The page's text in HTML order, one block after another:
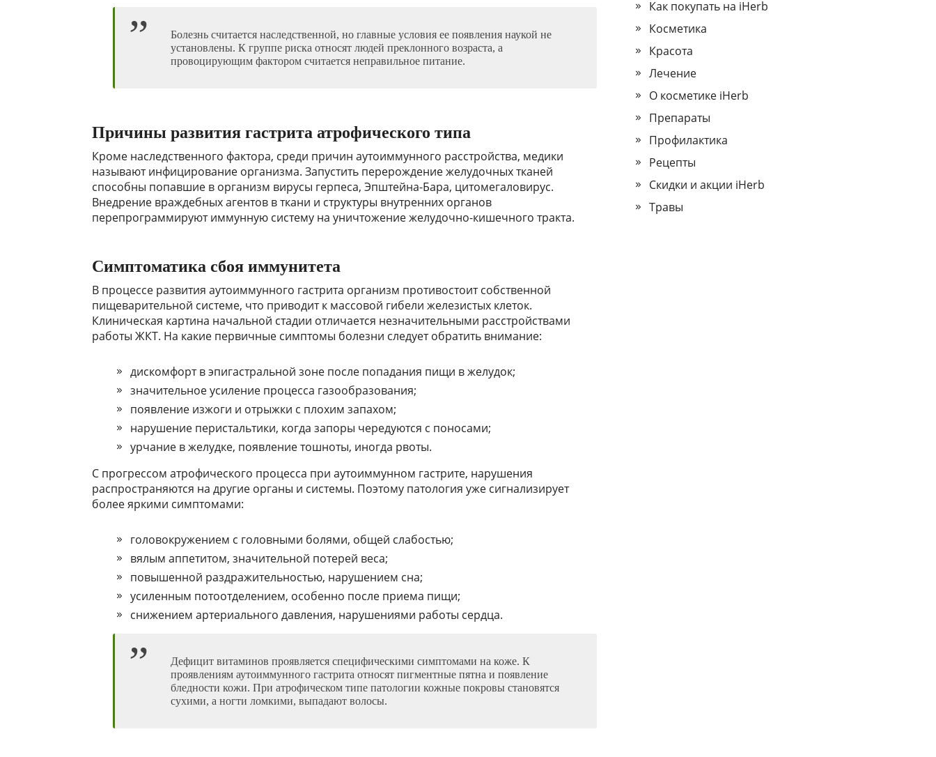
Болезнь считается наследственной, но главные условия ее появления наукой не
установлены. К группе риска относят людей преклонного возраста, а
провоцирующим фактором считается неправильное питание.
Причины развития гастрита атрофического типа
Кроме наследственного фактора, среди причин аутоиммунного расстройства, медики
называют инфицирование организма. Запустить перерождение желудочных тканей
способны попавшие в организм вирусы герпеса, Эпштейна-Бара, цитомегаловирус.
Внедрение враждебных агентов в ткани и структуры внутренних органов
перепрограммируют иммунную систему на уничтожение желудочно-кишечного тракта.
Симптоматика сбоя иммунитета
В процессе развития аутоиммунного гастрита организм противостоит собственной
пищеварительной системе, что приводит к массовой гибели железистых клеток.
Клиническая картина начальной стадии отличается незначительными расстройствами
работы ЖКТ. На какие первичные симптомы болезни следует обратить внимание:
дискомфорт в эпигастральной зоне после попадания пищи в желудок;
значительное усиление процесса газообразования;
появление изжоги и отрыжки с плохим запахом;
нарушение перистальтики, когда запоры чередуются с поносами;
урчание в желудке, появление тошноты, иногда рвоты.
С прогрессом атрофического процесса при аутоиммунном гастрите, нарушения
распространяются на другие органы и системы. Поэтому патология уже сигнализирует
более яркими симптомами:
головокружением с головными болями, общей слабостью;
вялым аппетитом, значительной потерей веса;
повышенной раздражительностью, нарушением сна;
усиленным потоотделением, особенно после приема пищи;
снижением артериального давления, нарушениями работы сердца.
Дефицит витаминов проявляется специфическими симптомами на коже. К
проявлениям аутоиммунного гастрита относят пигментные пятна и появление
бледности кожи. При атрофическом типе патологии кожные покровы становятся
сухими, а ногти ломкими, выпадают волосы.
Как покупать на iHerb
Косметика
Красота
Лечение
О косметике iHerb
Препараты
Профилактика
Рецепты
Скидки и акции iHerb
Травы